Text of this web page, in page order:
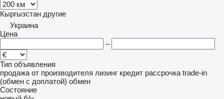
Кыргызстан другие
Украина
Цена
–
Тип объявления
продажа от производителя лизинг кредит рассрочка trade-in
(обмен с доплатой) обмен
Состояние